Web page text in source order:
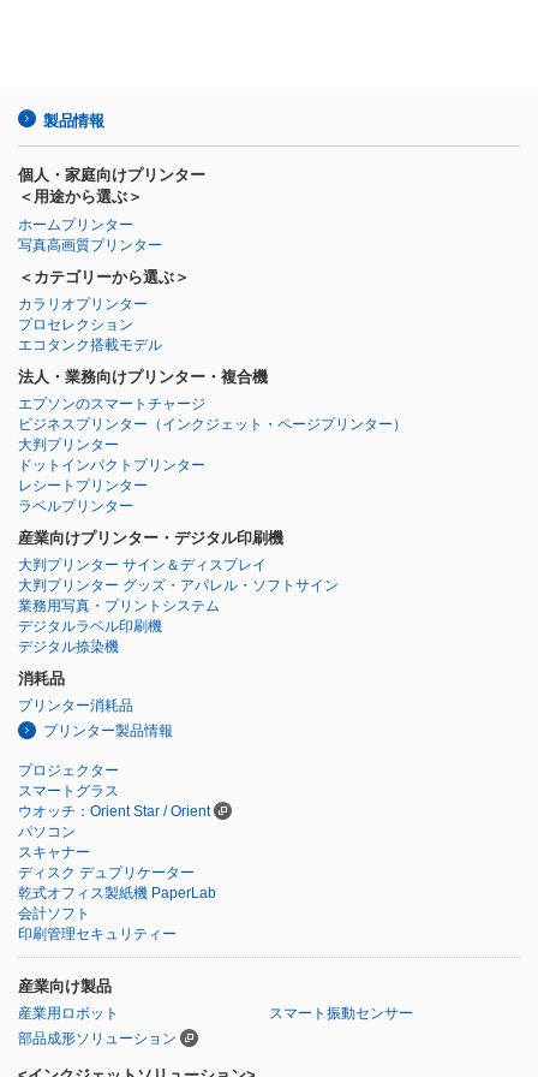
製品情報
個人・家庭向けプリンター
＜用途から選ぶ＞
ホームプリンター
写真高画質プリンター
＜カテゴリーから選ぶ＞
カラリオプリンター
プロセレクション
エコタンク搭載モデル
法人・業務向けプリンター・複合機
エプソンのスマートチャージ
ビジネスプリンター （インクジェット・ページプリンター）
大判プリンター
ドットインパクトプリンター
レシートプリンター
ラベルプリンター
産業向けプリンター・デジタル印刷機
大判プリンター サイン＆ディスプレイ
大判プリンター グッズ・アパレル・ソフトサイン
業務用写真・プリントシステム
デジタルラベル印刷機
デジタル捺染機
消耗品
プリンター消耗品
プリンター製品情報
プロジェクター
スマートグラス
ウオッチ：Orient Star / Orient
パソコン
スキャナー
ディスク デュプリケーター
乾式オフィス製紙機 PaperLab
会計ソフト
印刷管理セキュリティー
産業向け製品
産業用ロボット
スマート振動センサー
部品成形ソリューション